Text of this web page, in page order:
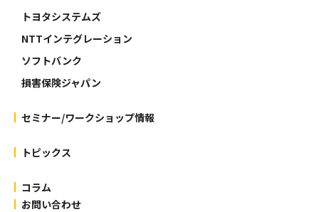
トヨタシステムズ
NTTインテグレーション
ソフトバンク
損害保険ジャパン
セミナー/ワークショップ情報
トピックス
コラム
お問い合わせ